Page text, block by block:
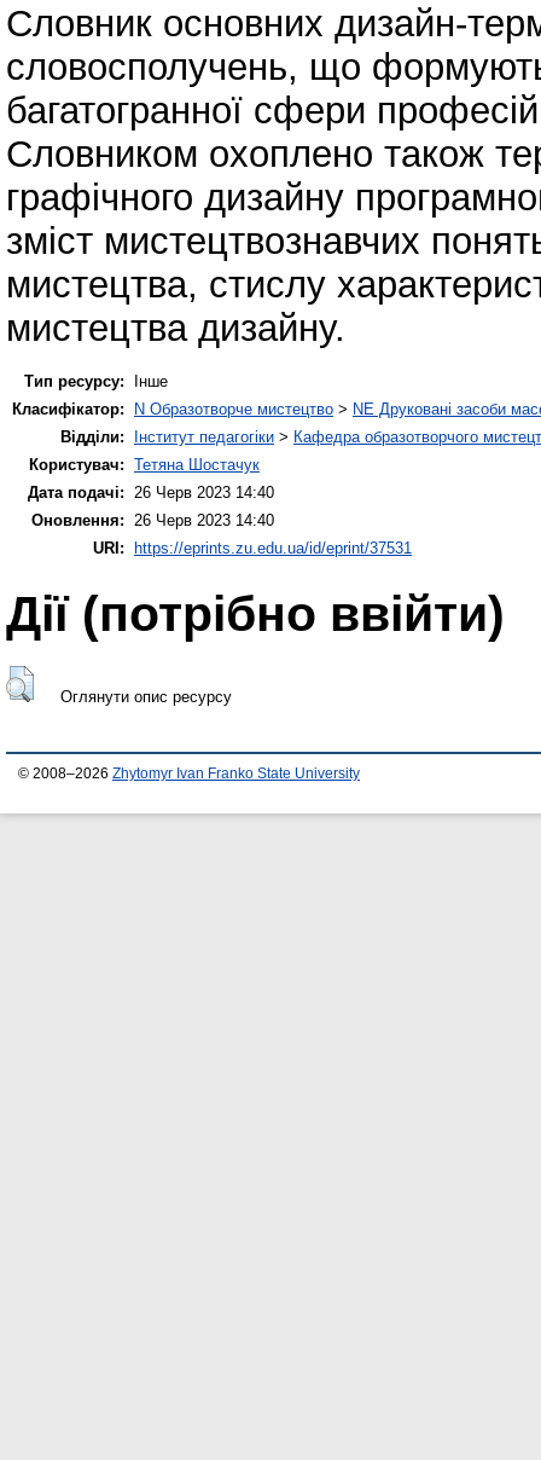
Cловник основних дизайн-
словосполучень, що формують
багатогранної сфери
Словником охоплено також
графічного дизайну
зміст мистецтвознавчих
мистецтва, стислу
мистецтва дизайну.
Тип ресурсу:
Інше
Класифікатор:
N Образотворче мистецтво > NE Друковані засоби
Відділи:
Інститут педагогіки > Кафедра образотворчого
Користувач: Тетяна Шостачук
Дата подачі:
26 Черв 2023 14:40
Оновлення:
26 Черв 2023 14:40
URI: https://eprints.zu.edu.ua/id/eprint/37531
Дії ​​(потрібно ввійти)
Оглянути опис ресурсу
© 2008–2026 Zhytomyr Ivan Franko State University